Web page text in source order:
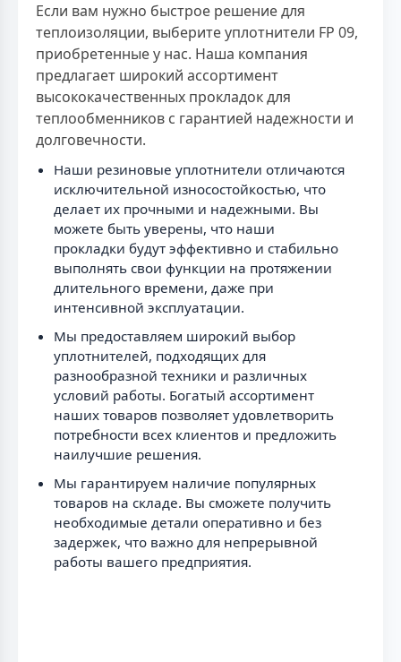
Если вам нужно быстрое решение для
теплоизоляции, выберите уплотнители FP 09,
приобретенные у нас. Наша компания
предлагает широкий ассортимент
высококачественных прокладок для
теплообменников с гарантией надежности и
долговечности.
Наши резиновые уплотнители отличаются
исключительной износостойкостью, что
делает их прочными и надежными. Вы
можете быть уверены, что наши
прокладки будут эффективно и стабильно
выполнять свои функции на протяжении
длительного времени, даже при
интенсивной эксплуатации.
Мы предоставляем широкий выбор
уплотнителей, подходящих для
разнообразной техники и различных
условий работы. Богатый ассортимент
наших товаров позволяет удовлетворить
потребности всех клиентов и предложить
наилучшие решения.
Мы гарантируем наличие популярных
товаров на складе. Вы сможете получить
необходимые детали оперативно и без
задержек, что важно для непрерывной
работы вашего предприятия.